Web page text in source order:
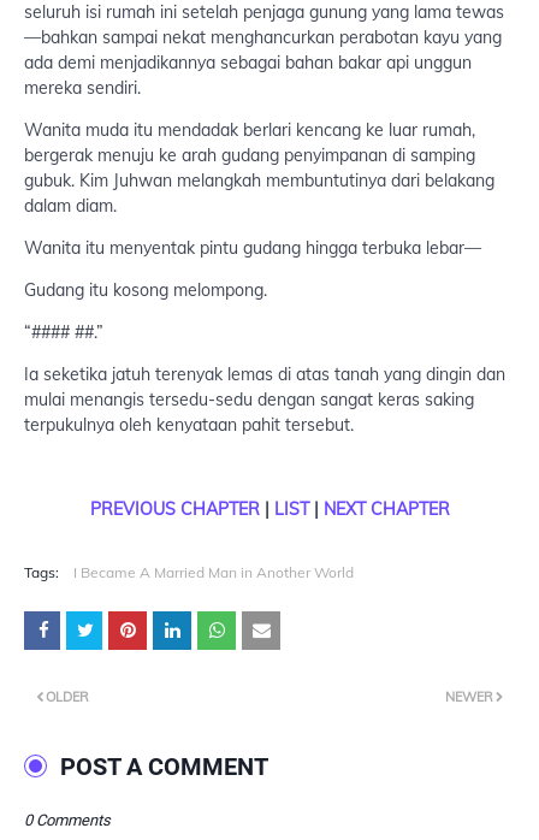
seluruh isi rumah ini setelah penjaga gunung yang lama tewas
—bahkan sampai nekat menghancurkan perabotan kayu yang
ada demi menjadikannya sebagai bahan bakar api unggun
mereka sendiri.
Wanita muda itu mendadak berlari kencang ke luar rumah,
bergerak menuju ke arah gudang penyimpanan di samping
gubuk. Kim Juhwan melangkah membuntutinya dari belakang
dalam diam.
Wanita itu menyentak pintu gudang hingga terbuka lebar—
Gudang itu kosong melompong.
“#### ##.”
Ia seketika jatuh terenyak lemas di atas tanah yang dingin dan
mulai menangis tersedu-sedu dengan sangat keras saking
terpukulnya oleh kenyataan pahit tersebut.
PREVIOUS CHAPTER | LIST | NEXT CHAPTER
Tags: I Became A Married Man in Another World
NEWER
OLDER
POST A COMMENT
0 Comments